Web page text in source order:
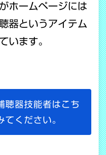
ホームページには
器というアイテム
います。
聴器技能者はこち
てください。